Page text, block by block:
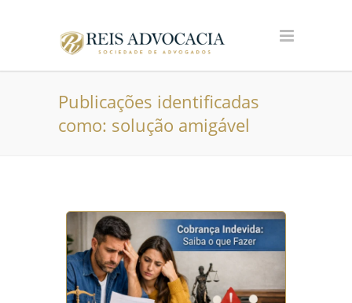
Publicações identificadas
como: solução amigável